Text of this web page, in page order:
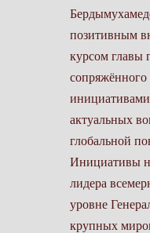
позитивным
курсом главы
актуальных
глобальной
Инициативы
лидера
уровне
крупных